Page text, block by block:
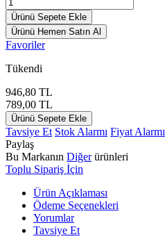
Ürünü Sepete Ekle
Ürünü Hemen Satın Al
Favoriler
Tükendi
946,80 TL
789,00 TL
Ürünü Sepete Ekle
Tavsiye Et Stok Alarmı Fiyat Alarmı
Paylaş
Bu Markanın Diğerürünleri
Toplu Sipariş İçin
Ürün Açıklaması
Ödeme Seçenekleri
Yorumlar
Tavsiye Et